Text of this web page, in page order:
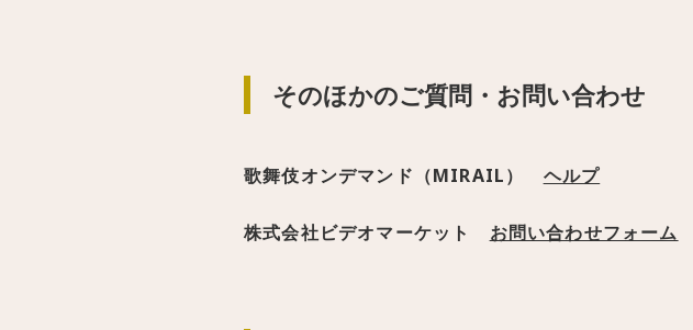
そのほかのご質問・お問い合わせ
歌舞伎オンデマンド（MIRAIL） ヘルプ
株式会社ビデオマーケット お問い合わせフォーム